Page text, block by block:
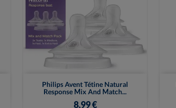
Philips Avent Tétine Natural
Response Mix And Match...
8,99 €
Vue rapide